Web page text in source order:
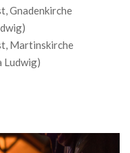
Gnadenkirche
Martinskirche
Ludwig)